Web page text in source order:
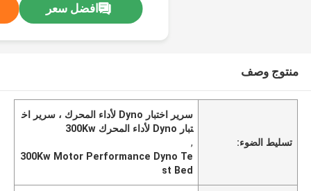
افضل سعر
منتوج وصف
تسليط الضوء:
سرير اختبار Dyno لأداء المحرك ، سرير اخ
تبار Dyno لأداء المحرك 300Kw
,
300Kw Motor Performance Dyno Te
st Bed